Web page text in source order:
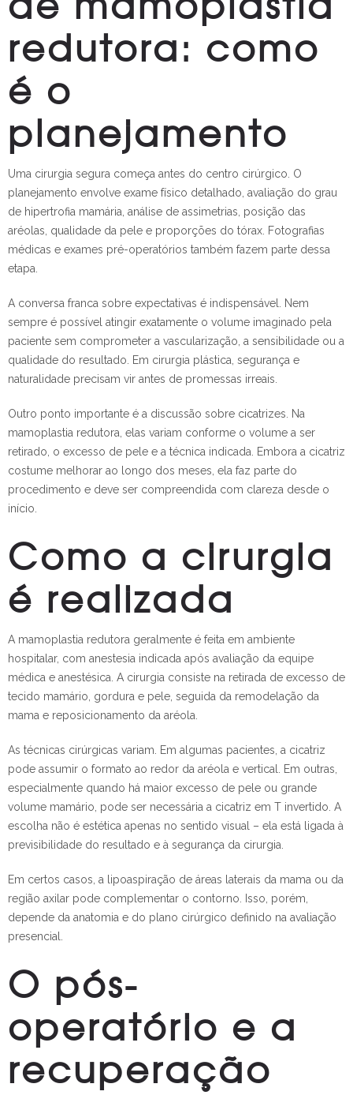
redutora: como
é o
planejamento
Uma cirurgia segura começa antes do centro cirúrgico. O
planejamento envolve exame físico detalhado, avaliação do grau
de hipertrofia mamária, análise de assimetrias, posição das
aréolas, qualidade da pele e proporções do tórax. Fotografias
médicas e exames pré-operatórios também fazem parte dessa
etapa.
A conversa franca sobre expectativas é indispensável. Nem
sempre é possível atingir exatamente o volume imaginado pela
paciente sem comprometer a vascularização, a sensibilidade ou a
qualidade do resultado. Em cirurgia plástica, segurança e
naturalidade precisam vir antes de promessas irreais.
Outro ponto importante é a discussão sobre cicatrizes. Na
mamoplastia redutora, elas variam conforme o volume a ser
retirado, o excesso de pele e a técnica indicada. Embora a cicatriz
costume melhorar ao longo dos meses, ela faz parte do
procedimento e deve ser compreendida com clareza desde o
início.
Como a cirurgia
é realizada
A mamoplastia redutora geralmente é feita em ambiente
hospitalar, com anestesia indicada após avaliação da equipe
médica e anestésica. A cirurgia consiste na retirada de excesso de
tecido mamário, gordura e pele, seguida da remodelação da
mama e reposicionamento da aréola.
As técnicas cirúrgicas variam. Em algumas pacientes, a cicatriz
pode assumir o formato ao redor da aréola e vertical. Em outras,
especialmente quando há maior excesso de pele ou grande
volume mamário, pode ser necessária a cicatriz em T invertido. A
escolha não é estética apenas no sentido visual – ela está ligada à
previsibilidade do resultado e à segurança da cirurgia.
Em certos casos, a lipoaspiração de áreas laterais da mama ou da
região axilar pode complementar o contorno. Isso, porém,
depende da anatomia e do plano cirúrgico definido na avaliação
presencial.
O pós-
operatório e a
recuperação